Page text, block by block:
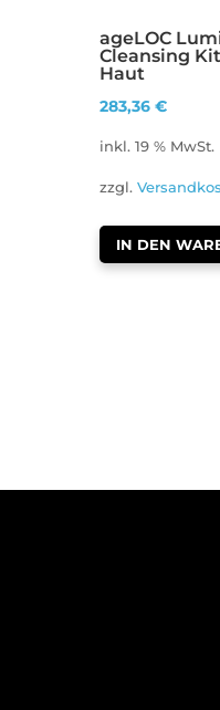
ageLOC
Cleansing
Haut
283,36€
inkl. 19 % MwSt.
zzgl.
IN DEN